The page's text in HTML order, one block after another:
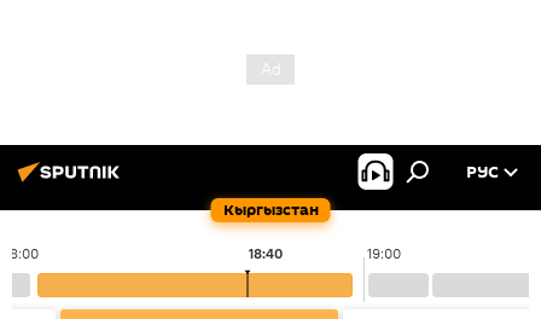
Кыргызстан
РУС
18:00 19:00
18:40